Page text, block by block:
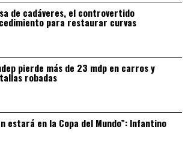
de cadáveres, el controvertido
para restaurar curvas
pierde más de 23 mdp en carros y
robadas
estará en la Copa del Mundo”: Infantino